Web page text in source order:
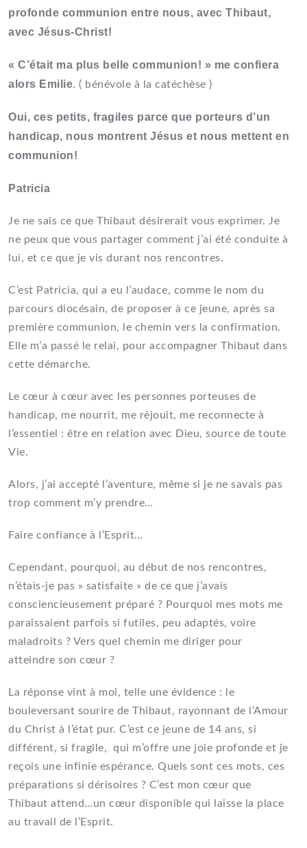
profonde communion entre nous, avec Thibaut,
avec Jésus-Christ!
« C’était ma plus belle communion! » me confiera
alors Emilie. ( bénévole à la catéchèse )
Oui, ces petits, fragiles parce que porteurs d’un
handicap, nous montrent Jésus et nous mettent en
communion!
Patricia
Je ne sais ce que Thibaut désirerait vous exprimer. Je
ne peux que vous partager comment j’ai été conduite à
lui, et ce que je vis durant nos rencontres.
C’est Patricia, qui a eu l’audace, comme le nom du
parcours diocésain, de proposer à ce jeune, après sa
première communion, le chemin vers la confirmation.
Elle m’a passé le relai, pour accompagner Thibaut dans
cette démarche.
Le cœur à cœur avec les personnes porteuses de
handicap, me nourrit, me réjouit, me reconnecte à
l’essentiel : être en relation avec Dieu, source de toute
Vie.
Alors, j’ai accepté l’aventure, même si je ne savais pas
trop comment m’y prendre…
Faire confiance à l’Esprit…
Cependant, pourquoi, au début de nos rencontres,
n’étais-je pas » satisfaite » de ce que j’avais
consciencieusement préparé ? Pourquoi mes mots me
paraissaient parfois si futiles, peu adaptés, voire
maladroits ? Vers quel chemin me diriger pour
atteindre son cœur ?
La réponse vint à moi, telle une évidence : le
bouleversant sourire de Thibaut, rayonnant de l’Amour
du Christ à l’état pur. C’est ce jeune de 14 ans, si
différent, si fragile, qui m’offre une joie profonde et je
reçois une infinie espérance. Quels sont ces mots, ces
préparations si dérisoires ? C’est mon cœur que
Thibaut attend…un cœur disponible qui laisse la place
au travail de l’Esprit.